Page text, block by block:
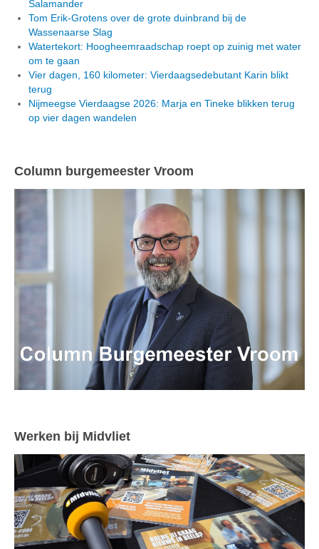
Salamander
Tom Erik-Grotens over de grote duinbrand bij de
Wassenaarse Slag
Watertekort: Hoogheemraadschap roept op zuinig met water
om te gaan
Vier dagen, 160 kilometer: Vierdaagsedebutant Karin blikt
terug
Nijmeegse Vierdaagse 2026: Marja en Tineke blikken terug
op vier dagen wandelen
Column burgemeester Vroom
Werken bij Midvliet